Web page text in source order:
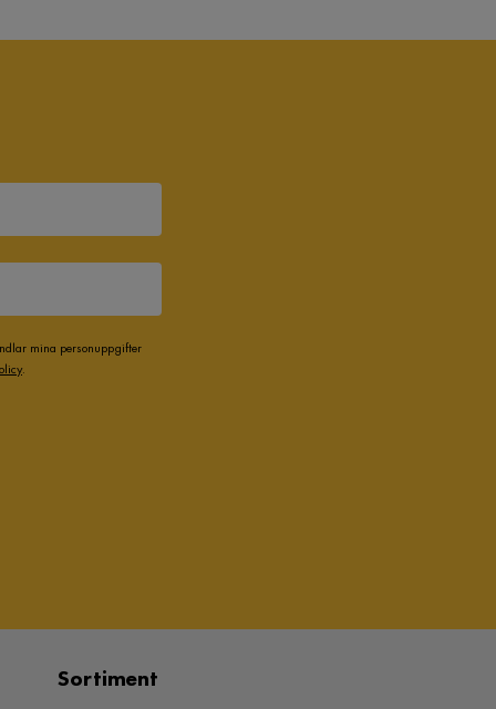
mina personuppgifter
.
Sortiment